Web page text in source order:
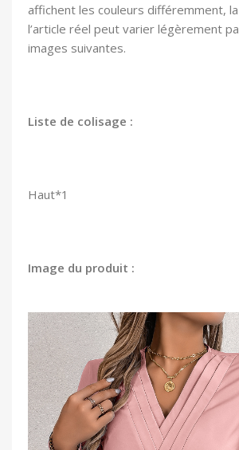
affichent les couleurs différemment,
l’article réel peut varier légèrement
images suivantes.
Liste de colisage :
Haut*1
Image du produit :